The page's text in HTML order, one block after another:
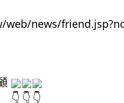
news/